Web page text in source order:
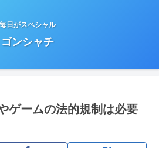
毎日がスペシャル
ゴンシャチ
ゲームの法的規制は必要